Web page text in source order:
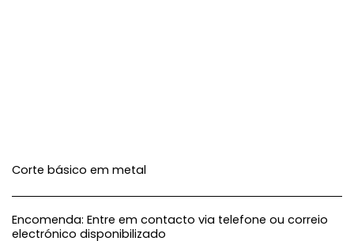
Corte básico em metal
Encomenda: Entre em contacto via telefone ou correio
electrónico disponibilizado